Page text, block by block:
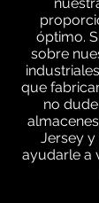
óptimo.
sobre
que
no
Jersey y
ayudarle a